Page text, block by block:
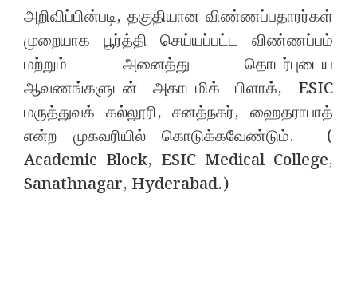
அறிவிப்பின்படி, தகுதியான விண்ணப்பதாரர்கள்
முறையாக பூர்த்தி செய்யப்பட்ட விண்ணப்பம்
மற்றும் அனைத்து தொடர்புடைய
ஆவணங்களுடன் அகாடமிக் பிளாக், ESIC
மருத்துவக் கல்லூரி, சனத்நகர், ஹைதராபாத்
என்ற முகவரியில் கொடுக்கவேண்டும். (
Academic Block, ESIC Medical College,
Sanathnagar, Hyderabad.)